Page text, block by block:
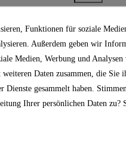
Funktionen für soziale
Außerdem geben wir
Medien, Werbung und Analysen
Daten zusammen, die Sie
Dienste gesammelt haben.
Ihrer persönlichen Daten zu?